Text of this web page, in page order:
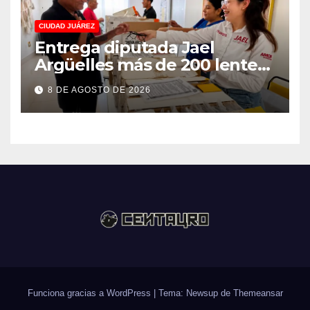
CIUDAD JUÁREZ
Entrega diputada Jael
Argüelles más de 200 lentes
gratuitos en Puerto La Paz
8 DE AGOSTO DE 2026
Funciona gracias a WordPress Tema: Newsup de Themeansar